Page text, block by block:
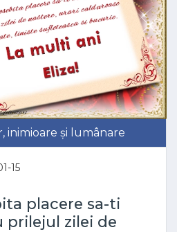
inimioare și lumânare
15
placere sa-ti
zilei de